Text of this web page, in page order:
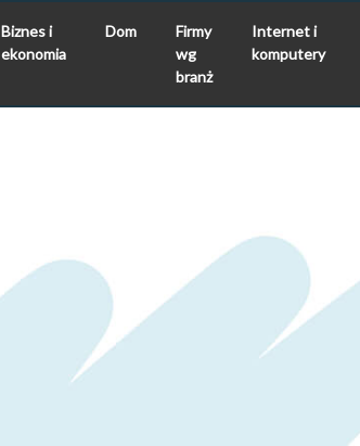
Biznes i
ekonomia
Dom
Firmy
wg
branż
Internet i
komputery